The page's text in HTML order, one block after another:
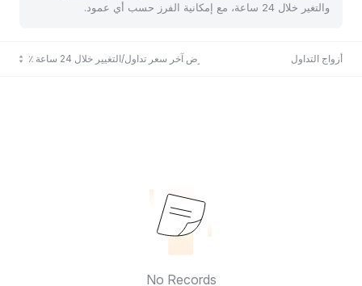
والتغير خلال 24 ساعة، مع إمكانية الفرز حسب أي عمود.
أزواج التداول عرض آخر سعر تداول/التغيير خلال 24 ساعة ٪
No Records